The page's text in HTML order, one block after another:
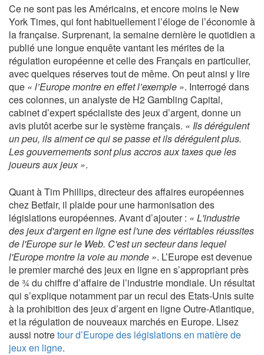
Ce ne sont pas les Américains, et encore moins le New
York Times, qui font habituellement l’éloge de l’économie à
la française. Surprenant, la semaine dernière le quotidien a
publié une longue enquête vantant les mérites de la
régulation européenne et celle des Français en particulier,
avec quelques réserves tout de même. On peut ainsi y lire
que « l’Europe montre en effet l’exemple ». Interrogé dans
ces colonnes, un analyste de H2 Gambling Capital,
cabinet d’expert spécialiste des jeux d’argent, donne un
avis plutôt acerbe sur le système français. « Ils dérégulent
un peu, ils aiment ce qui se passe et ils dérégulent plus.
Les gouvernements sont plus accros aux taxes que les
joueurs aux jeux ».
Quant à Tim Phillips, directeur des affaires européennes
chez Betfair, il plaide pour une harmonisation des
législations européennes. Avant d’ajouter : « L'industrie
des jeux d'argent en ligne est l'une des véritables réussites
de l'Europe sur le Web. C'est un secteur dans lequel
l'Europe montre la voie au monde ». L’Europe est devenue
le premier marché des jeux en ligne en s’appropriant près
de ¾ du chiffre d’affaire de l’industrie mondiale. Un résultat
qui s’explique notamment par un recul des Etats-Unis suite
à la prohibition des jeux d’argent en ligne Outre-Atlantique,
et la régulation de nouveaux marchés en Europe. Lisez
aussi notretour d’Europe des législations en matière de
jeux en ligne.